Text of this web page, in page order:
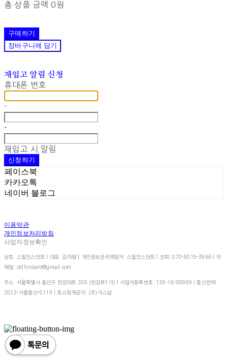
총 상품 금액 0원
구매하기
장바구니에 담기
재입고 알림 신청
휴대폰 번호
-
-
재입고 시 알림
신청하기
페이스북
카카오톡
네이버 블로그
이용약관
개인정보처리방침
사업자정보확인
상호: 스틸인스턴트 | 대표: 김아람 | 개인정보관리책임자: 스틸인스턴트 | 전화: 070-8019-3966 | 이
메일: stillinstant@gmail.com
주소: 서울특별시 용산구 한강대로 206 (한강로1가) | 사업자등록번호: 158-16-00969 | 통신판매:
2023-서울용산-0119 | 호스팅제공자: (주)식스샵